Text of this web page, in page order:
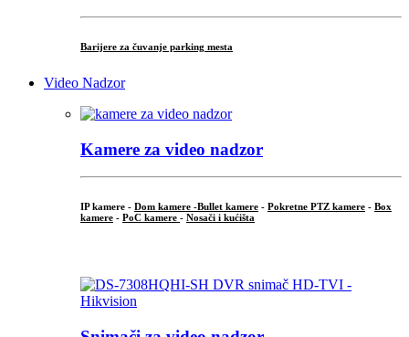
Barijere za čuvanje parking mesta
Video Nadzor
Kamere za video nadzor
IP kamere - Dom kamere -Bullet kamere - Pokretne PTZ kamere - Box
kamere - PoC kamere - Nosači i kućišta